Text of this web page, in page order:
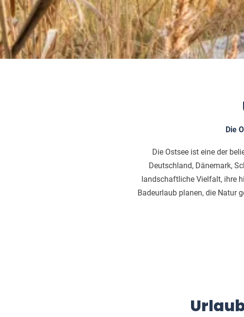
Die
Die Ostsee ist eine der
Deutschland, Dänemark,
landschaftliche Vielfalt, ihre
Badeurlaub planen, die Natur